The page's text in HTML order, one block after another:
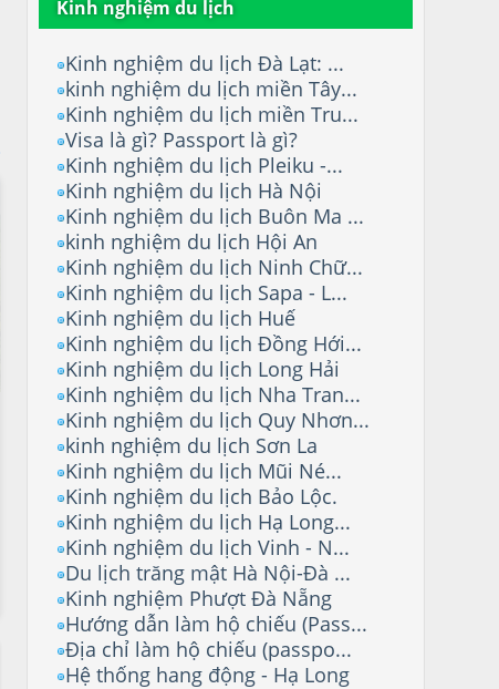
Kinh nghiệm du lịch
Kinh nghiệm du lịch Đà Lạt: ...
kinh nghiệm du lịch miền Tây...
Kinh nghiệm du lịch miền Tru...
Visa là gì? Passport là gì?
Kinh nghiệm du lịch Pleiku -...
Kinh nghiệm du lịch Hà Nội
Kinh nghiệm du lịch Buôn Ma ...
kinh nghiệm du lịch Hội An
Kinh nghiệm du lịch Ninh Chữ...
Kinh nghiệm du lịch Sapa - L...
Kinh nghiệm du lịch Huế
Kinh nghiệm du lịch Đồng Hới...
Kinh nghiệm du lịch Long Hải
Kinh nghiệm du lịch Nha Tran...
Kinh nghiệm du lịch Quy Nhơn...
kinh nghiệm du lịch Sơn La
Kinh nghiệm du lịch Mũi Né...
Kinh nghiệm du lịch Bảo Lộc.
Kinh nghiệm du lịch Hạ Long...
Kinh nghiệm du lịch Vinh - N...
Du lịch trăng mật Hà Nội-Đà ...
Kinh nghiệm Phượt Đà Nẵng
Hướng dẫn làm hộ chiếu (Pass...
Địa chỉ làm hộ chiếu (passpo...
Hệ thống hang động - Hạ Long